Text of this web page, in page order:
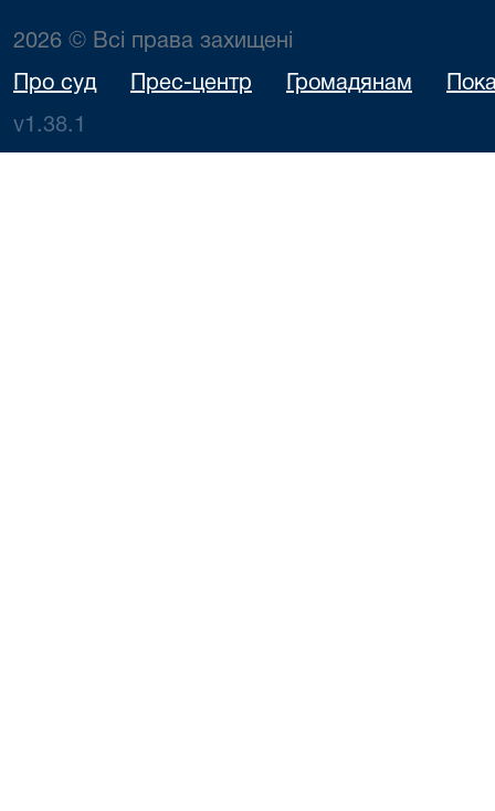
2026 © Всі права захищені
Про суд Прес-центр Громадянам
v1.38.1